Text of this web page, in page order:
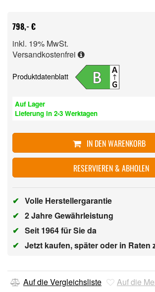
798,- €
inkl. 19% MwSt.
Versandkostenfrei
Produktdatenblatt
Auf Lager
Lieferung in 2-3 Werktagen
IN DEN WARENKORB
RESERVIEREN & ABHOLEN
✔ Volle Herstellergarantie
✔ 2 Jahre Gewährleistung
✔ Seit 1964 für Sie da
✔ Jetzt kaufen, später oder in Raten
Auf die Vergleichsliste
Auf die